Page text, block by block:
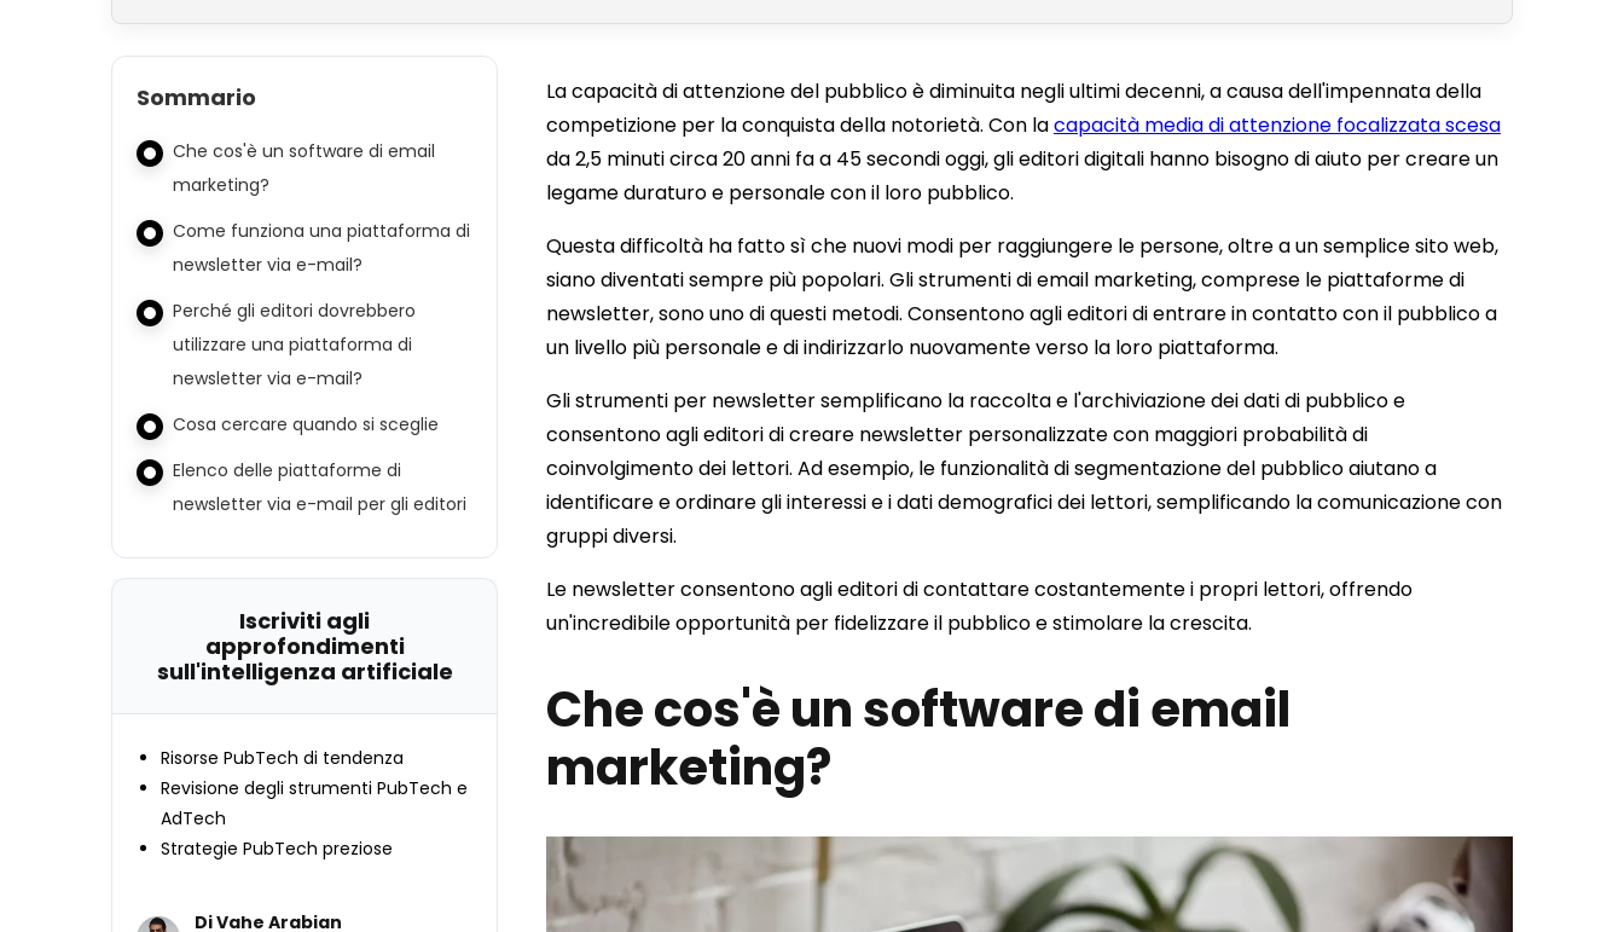
Sommario
Che cos'è un software di email
marketing?
Come funziona una piattaforma di
newsletter via e-mail?
Perché gli editori dovrebbero
utilizzare una piattaforma di
newsletter via e-mail?
Cosa cercare quando si sceglie
Elenco delle piattaforme di
newsletter via e-mail per gli editori
Iscriviti agli
approfondimenti
sull'intelligenza artificiale
Risorse PubTech di tendenza
Revisione degli strumenti PubTech e
AdTech
Strategie PubTech preziose
Di Vahe Arabian
La capacità di attenzione del pubblico è diminuita negli ultimi decenni, a causa dell'impennata della
competizione per la conquista della notorietà. Con lacapacità media di attenzione focalizzata scesa
da 2,5 minuti circa 20 anni fa a 45 secondi oggi, gli editori digitali hanno bisogno di aiuto per creare un
legame duraturo e personale con il loro pubblico.
Questa difficoltà ha fatto sì che nuovi modi per raggiungere le persone, oltre a un semplice sito web,
siano diventati sempre più popolari. Gli strumenti di email marketing, comprese le piattaforme di
newsletter, sono uno di questi metodi. Consentono agli editori di entrare in contatto con il pubblico a
un livello più personale e di indirizzarlo nuovamente verso la loro piattaforma.
Gli strumenti per newsletter semplificano la raccolta e l'archiviazione dei dati di pubblico e
consentono agli editori di creare newsletter personalizzate con maggiori probabilità di
coinvolgimento dei lettori. Ad esempio, le funzionalità di segmentazione del pubblico aiutano a
identificare e ordinare gli interessi e i dati demografici dei lettori, semplificando la comunicazione con
gruppi diversi.
Le newsletter consentono agli editori di contattare costantemente i propri lettori, offrendo
un'incredibile opportunità per fidelizzare il pubblico e stimolare la crescita.
Che cos'è un software di email
marketing?